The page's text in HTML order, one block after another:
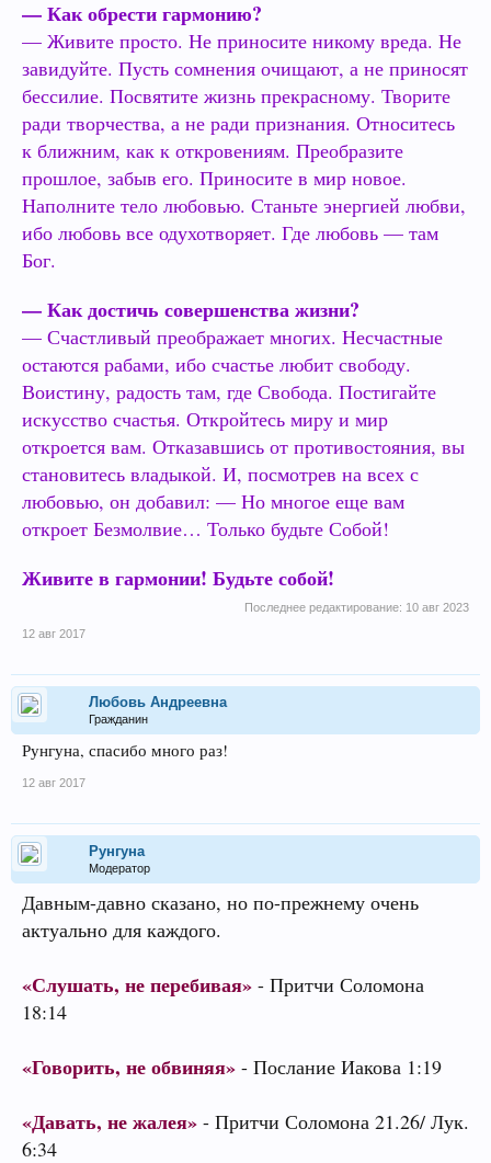
— Как обрести гармонию?
— Живите просто. Не приносите никому вреда. Не
завидуйте. Пусть сомнения очищают, а не приносят
бессилие. Посвятите жизнь прекрасному. Творите
ради творчества, а не ради признания. Относитесь
к ближним, как к откровениям. Преобразите
прошлое, забыв его. Приносите в мир новое.
Наполните тело любовью. Станьте энергией любви,
ибо любовь все одухотворяет. Где любовь — там
Бог.
— Как достичь совершенства жизни?
— Счастливый преображает многих. Несчастные
остаются рабами, ибо счастье любит свободу.
Воистину, радость там, где Свобода. Постигайте
искусство счастья. Откройтесь миру и мир
откроется вам. Отказавшись от противостояния, вы
становитесь владыкой. И, посмотрев на всех с
любовью, он добавил: — Но многое еще вам
откроет Безмолвие… Только будьте Собой!
Живите в гармонии! Будьте собой!
Последнее редактирование: 10 авг 2023
12 авг 2017
Любовь Андреевна
Гражданин
Рунгуна, спасибо много раз!
12 авг 2017
Рунгуна
Модератор
Давным-давно сказано, но по-прежнему очень
актуально для каждого.
«Слушать, не перебивая» - Притчи Соломона
18:14
«Говорить, не обвиняя» - Послание Иакова 1:19
«Давать, не жалея» - Притчи Соломона 21.26/ Лук.
6:34